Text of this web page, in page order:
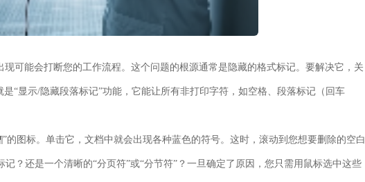
现可能会打断您的工作流程。这个问题的根源通常是隐藏的格式标记。要解决它，关
“显示/隐藏段落标记”功能，它能让所有非打印字符，如空格、段落标记（回车
的图标。单击它，文档中就会出现各种蓝色的符号。这时，滚动到您想要删除的空白
？还是一个清晰的“分页符”或“分节符”？一旦确定了原因，您只需用鼠标选中这些